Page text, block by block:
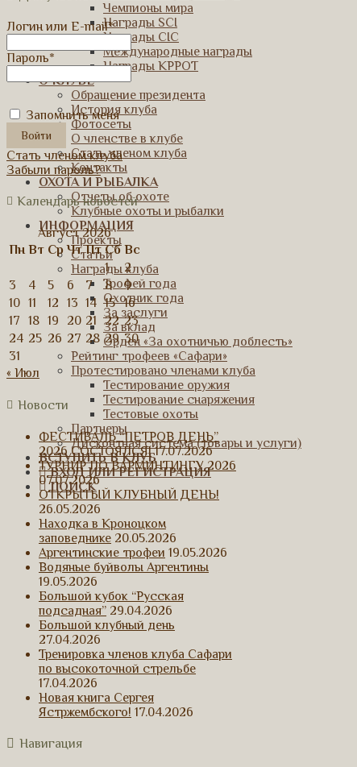
Чемпионы мира
Награды SCI
Награды CIC
Международные награды
Награды КРРОТ
О КЛУБЕ
Обращение президента
История клуба
Фотосеты
О членстве в клубе
Стать членом клуба
Контакты
ОХОТА И РЫБАЛКА
Отчеты об охоте
Клубные охоты и рыбалки
ИНФОРМАЦИЯ
Проекты
Статьи
Награды клуба
Трофей года
Охотник года
За заслуги
За вклад
Орден «За охотничью доблесть»
Рейтинг трофеев «Сафари»
Протестировано членами клуба
Тестирование оружия
Тестирование снаряжения
Тестовые охоты
Партнеры
Дисконтная система (товары и услуги)
ВСТУПИТЬ В КЛУБ
ВХОД ИЛИ РЕГИСТРАЦИЯ
ПОИСК
Логин или E-mail*
Пароль*
Запомнить меня
Стать членом клуба
Забыли пароль?
Календарь новостей
Август 2026
Пн Вт Ср Чт Пт Сб Вс
1
2
3
4 5 6 7 8
9
10 11 12 13 14 15
16
17
18 19 20 21 22 23
24 25 26 27 28 29 30
31
« Июл
Новости
ФЕСТИВАЛЬ “ПЕТРОВ ДЕНЬ”
2026 СОСТОЯЛСЯ! 17.07.2026
ТУРНИР ПО ВАРМИНТИНГУ 2026
07.07.2026
ОТКРЫТЫЙ КЛУБНЫЙ ДЕНЬ!
26.05.2026
Находка в Кроноцком
заповеднике 20.05.2026
Аргентинские трофеи 19.05.2026
Водяные буйволы Аргентины
19.05.2026
Большой кубок “Русская
подсадная” 29.04.2026
Большой клубный день
27.04.2026
Тренировка членов клуба Сафари
по высокоточной стрельбе
17.04.2026
Новая книга Сергея
Ястржембского! 17.04.2026
Навигация